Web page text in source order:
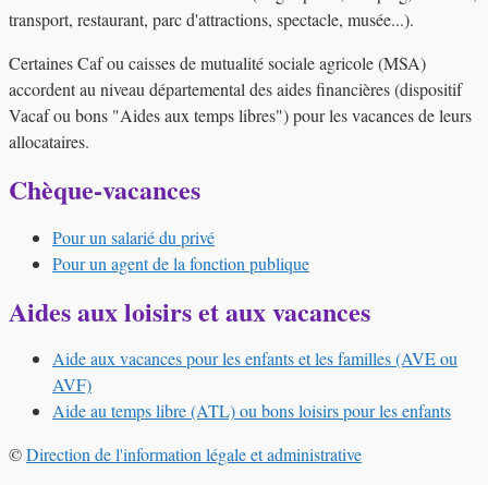
transport, restaurant, parc d'attractions, spectacle, musée...).
Certaines Caf ou caisses de mutualité sociale agricole (MSA)
accordent au niveau départemental des aides financières (dispositif
Vacaf ou bons "Aides aux temps libres") pour les vacances de leurs
allocataires.
Chèque-vacances
Pour un salarié du privé
Pour un agent de la fonction publique
Aides aux loisirs et aux vacances
Aide aux vacances pour les enfants et les familles (AVE ou
AVF)
Aide au temps libre (ATL) ou bons loisirs pour les enfants
©Direction de l'information légale et administrative